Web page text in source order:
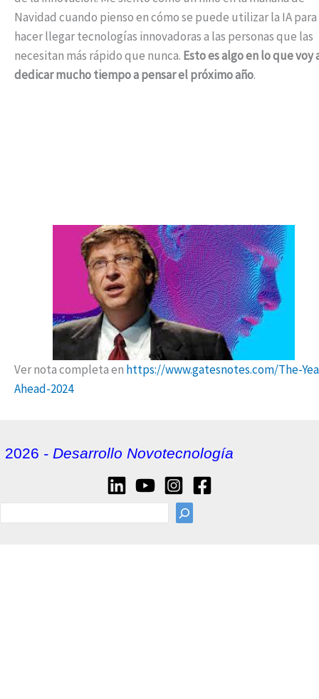
Navidad cuando pienso en cómo se puede utilizar la IA para
hacer llegar tecnologías innovadoras a las personas que las
necesitan más rápido que nunca. Esto es algo en lo que voy
dedicar mucho tiempo a pensar el próximo año.
Ver nota completa en https://www.gatesnotes.com/The-
Ahead-2024
2026 - Desarrollo Novotecnología